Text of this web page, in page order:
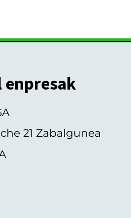
enpresak
21 Zabalgunea